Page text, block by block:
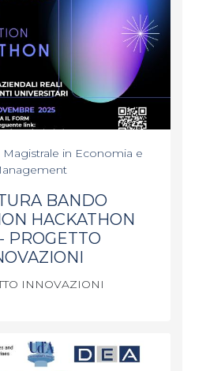
in Economia e
BANDO
HACKATHON
PROGETTO
INNOVAZIONI